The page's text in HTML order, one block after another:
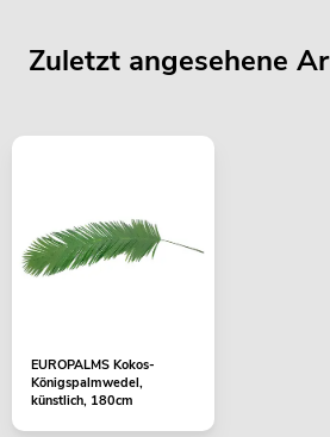
Zuletzt angesehene
EUROPALMS Kokos-
Königspalmwedel,
künstlich, 180cm